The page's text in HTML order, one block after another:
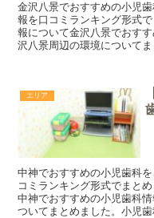
金沢八景でおすすめの小児
報を口コミランキング形式
報について金沢八景でおす
沢八景周辺の環境について
エリア
中神でおすすめの小児歯科
コミランキング形式でまと
中神でおすすめの小児歯科
ついてまとめました。小児